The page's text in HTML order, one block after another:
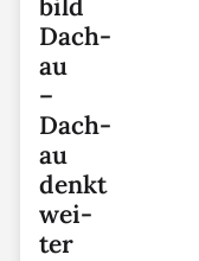
Dach­
au
–
Dach­
au
denkt
wei­
ter